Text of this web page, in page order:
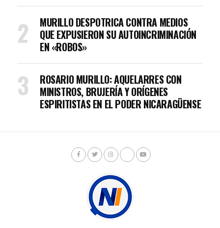
MURILLO DESPOTRICA CONTRA MEDIOS
QUE EXPUSIERON SU AUTOINCRIMINACIÓN
EN «ROBOS»
ROSARIO MURILLO: AQUELARRES CON
MINISTROS, BRUJERÍA Y ORÍGENES
ESPIRITISTAS EN EL PODER NICARAGÜENSE